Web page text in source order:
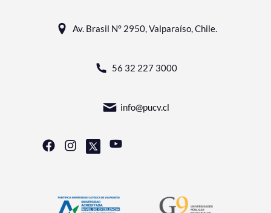
Av. Brasil N° 2950, Valparaíso, Chile.
56 32 227 3000
info@pucv.cl